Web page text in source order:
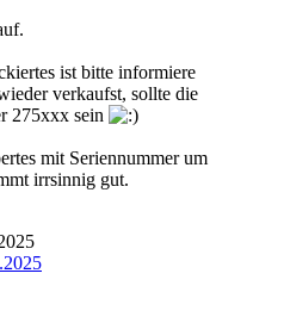
ist bitte informiere
verkaufst, sollte die
275xxx sein
mit Seriennummer um
irrsinnig gut.